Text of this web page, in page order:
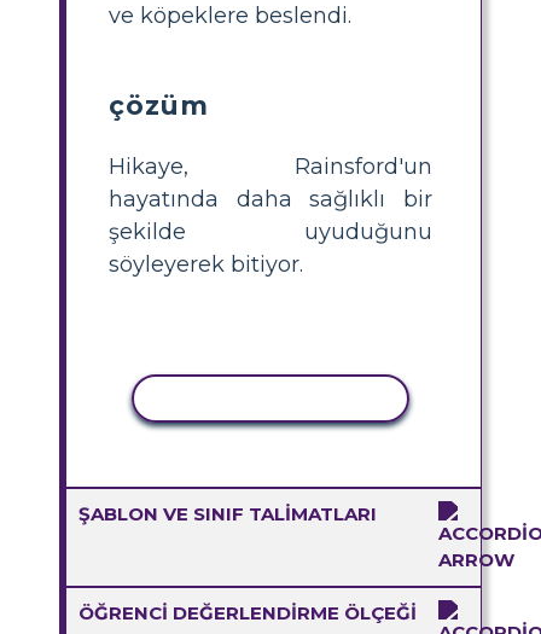
ve köpeklere beslendi.
çözüm
Hikaye, Rainsford'un
hayatında daha sağlıklı bir
şekilde uyuduğunu
söyleyerek bitiyor.
ŞABLON VE SINIF TALIMATLARI
ÖĞRENCI DEĞERLENDIRME ÖLÇEĞI